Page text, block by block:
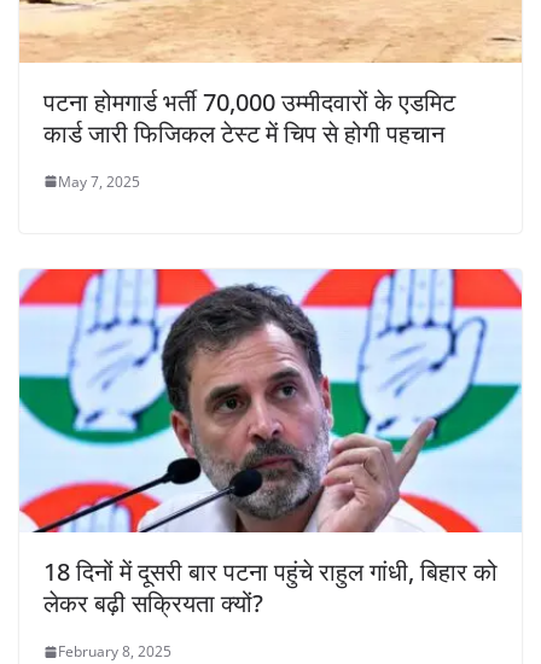
पटना होमगार्ड भर्ती 70,000 उम्मीदवारों के एडमिट
कार्ड जारी फिजिकल टेस्ट में चिप से होगी पहचान
May 7, 2025
18 दिनों में दूसरी बार पटना पहुंचे राहुल गांधी, बिहार को
लेकर बढ़ी सक्रियता क्यों?
February 8, 2025